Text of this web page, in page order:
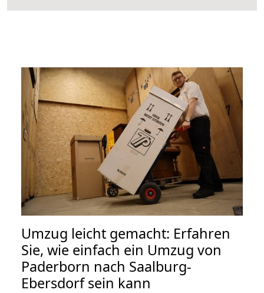
Umzug leicht gemacht: Erfahren
Sie, wie einfach ein Umzug von
Paderborn nach Saalburg-
Ebersdorf sein kann